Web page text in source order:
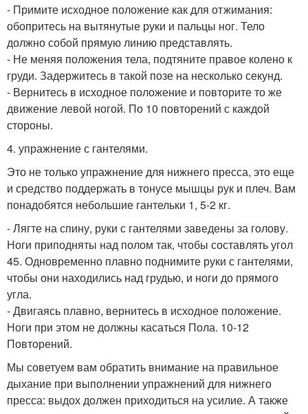
- Примите исходное положение как для отжимания:
обопритесь на вытянутые руки и пальцы ног. Тело
должно собой прямую линию представлять.
- Не меняя положения тела, подтяните правое колено к
груди. Задержитесь в такой позе на несколько секунд.
- Вернитесь в исходное положение и повторите то же
движение левой ногой. По 10 повторений с каждой
стороны.
4. упражнение с гантелями.
Это не только упражнение для нижнего пресса, это еще
и средство поддержать в тонусе мышцы рук и плеч. Вам
понадобятся небольшие гантельки 1, 5-2 кг.
- Лягте на спину, руки с гантелями заведены за голову.
Ноги приподняты над полом так, чтобы составлять угол
45. Одновременно плавно поднимите руки с гантелями,
чтобы они находились над грудью, и ноги до прямого
угла.
- Двигаясь плавно, вернитесь в исходное положение.
Ноги при этом не должны касаться Пола. 10-12
Повторений.
Мы советуем вам обратить внимание на правильное
дыхание при выполнении упражнений для нижнего
пресса: выдох должен приходиться на усилие. А также